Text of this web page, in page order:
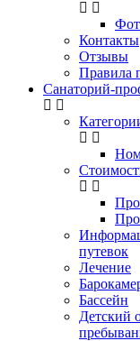
Контакты
Отзывы
Правила
Санаторий-
путевок
Лечение
Бассейн
Детский